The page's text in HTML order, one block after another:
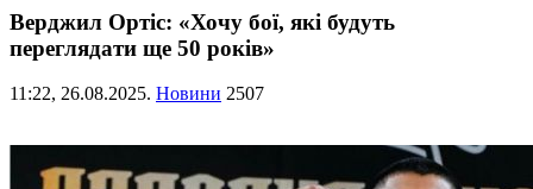
Верджил Ортіс: «Хочу бої, які будуть
переглядати ще 50 років»
11:22, 26.08.2025. Новини 2507